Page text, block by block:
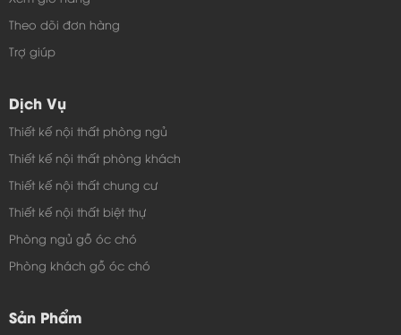
Theo dõi đơn hàng
Trợ giúp
Dịch Vụ
Thiết kế nội thất phòng ngủ
Thiết kế nội thất phòng khách
Thiết kế nội thất chung cư
Thiết kế nội thất biệt thự
Phòng ngủ gỗ óc chó
Phòng khách gỗ óc chó
Sản Phẩm